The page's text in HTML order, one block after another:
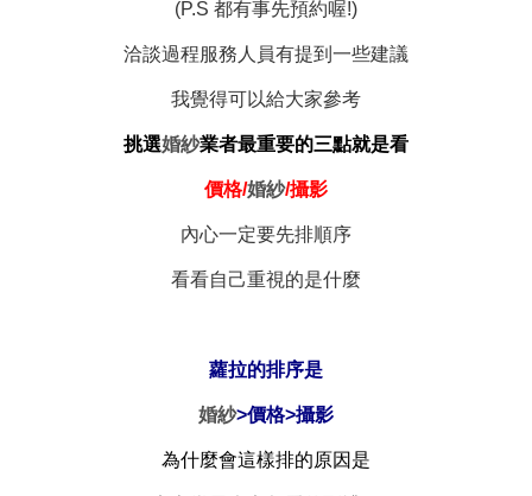
(P.S 都有事先預約喔!)
洽談過程服務人員有提到一些建議
我覺得可以給大家參考
挑選婚紗業者最重要的三點就是看
價格/婚紗/攝影
內心一定要先排順序
看看自己重視的是什麼
蘿拉的排序是
婚紗>價格>攝影
為什麼會這樣排的原因是